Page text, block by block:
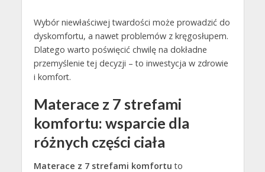
Wybór niewłaściwej twardości może prowadzić do
dyskomfortu, a nawet problemów z kręgosłupem.
Dlatego warto poświęcić chwilę na dokładne
przemyślenie tej decyzji – to inwestycja w zdrowie
i komfort.
Materace z 7 strefami
komfortu: wsparcie dla
różnych części ciała
Materace z 7 strefami komfortu to